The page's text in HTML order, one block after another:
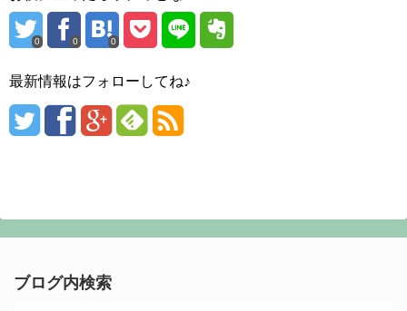
0 0 0
最新情報はフォローしてね♪
ブログ内検索